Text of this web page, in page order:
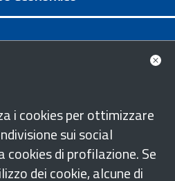
i cookies per ottimizzare
sui social
di profilazione. Se
dei cookie, alcune di